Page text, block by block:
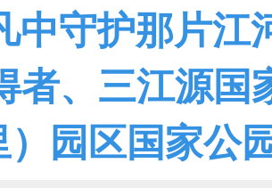
中守护那片
者、三江源国
）园区国家公